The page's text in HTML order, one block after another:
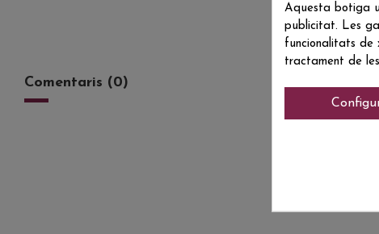
Comentaris (0)
Aquesta botiga
publicitat. Les
funcionalitats de
tractament de